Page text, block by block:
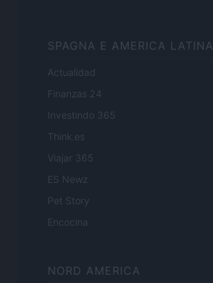
SPAGNA E AMERICA LATINA
Actualidad
Finanzas 24
Investindo 365
Think.es
Viajar 365
ES Newz
Pet Story
Encocina
NORD AMERICA